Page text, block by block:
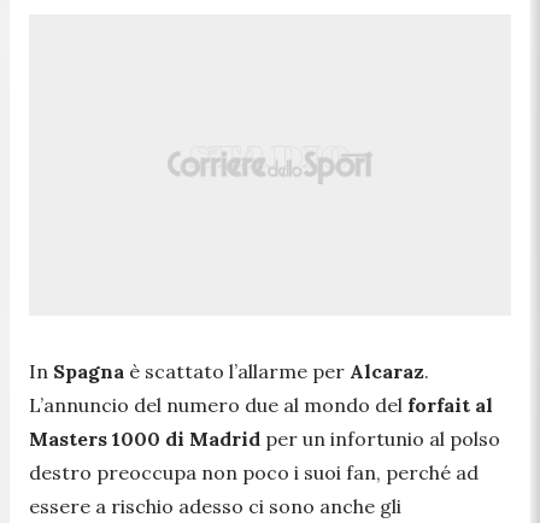
In Spagna è scattato l’allarme per Alcaraz.
L’annuncio del numero due al mondo del forfait al
Masters 1000 di Madrid per un infortunio al polso
destro preoccupa non poco i suoi fan, perché ad
essere a rischio adesso ci sono anche gli